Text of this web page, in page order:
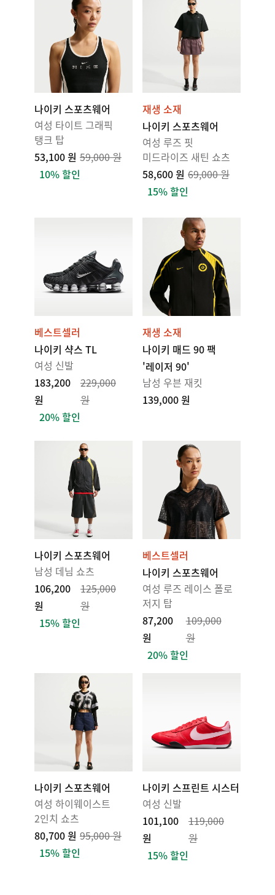
나이키 스포츠웨어
여성 타이트 그래픽
탱크 탑
53,100 원 59,000 원
10% 할인
재생 소재
나이키 스포츠웨어
여성 루즈 핏
미드라이즈 새틴 쇼츠
58,600 원 69,000 원
15% 할인
베스트셀러
나이키 샥스 TL
여성 신발
183,200
원
229,000
원
20% 할인
재생 소재
나이키 매드 90 팩
'레이저 90'
남성 우븐 재킷
139,000 원
나이키 스포츠웨어
남성 데님 쇼츠
106,200
원
125,000
원
15% 할인
베스트셀러
나이키 스포츠웨어
여성 루즈 레이스 폴로
저지 탑
87,200
원
109,000
원
20% 할인
나이키 스포츠웨어
여성 하이웨이스트
2인치 쇼츠
80,700 원 95,000 원
15% 할인
나이키 스프린트 시스터
여성 신발
101,100
원
119,000
원
15% 할인